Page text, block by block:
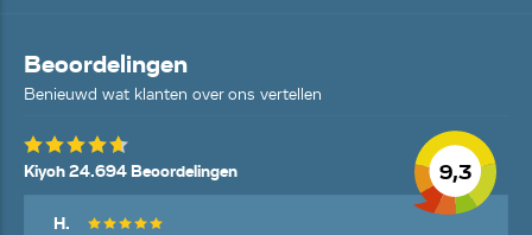
Beoordelingen
Benieuwd wat klanten over ons vertellen
9,3
Kiyoh 24.694 Beoordelingen
H.